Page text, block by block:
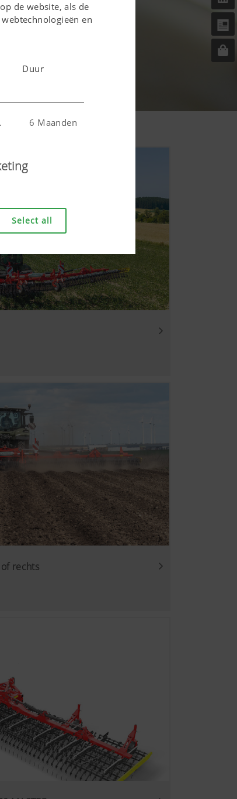
de website, als de
en
Duur
6 Maanden
we
website wordt
Duur
6 Maanden
Select all
rechts